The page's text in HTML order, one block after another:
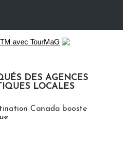
DES AGENCES
LOCALES
Canada booste